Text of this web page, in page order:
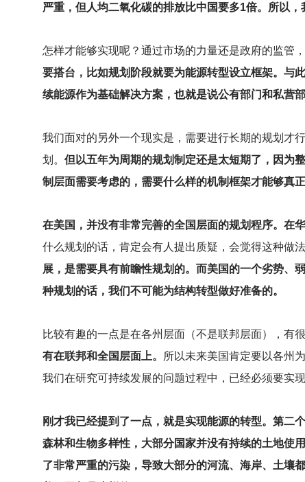
严重，但人均二氧化碳的排放比中国要多1倍。所以
怎样才能够实现呢？通过市场的力量还是政府的监管
要搭台，比如规划阶段就要为能源转型设立框架。与
续能源作为基础解决方案，也就是说公有部门和私营部
我们面对的另外一个现实是，需要进行长期的规划才
划。 但以五年为周期的规划制定还是太短期了，因为
制层面需要考虑的，需要什么样的机制框架才能够真
在美国，并没有非常完善的全国层面的规划程序。在
什么规划的话，肯定会有人提出质疑，会觉得这种做
展，是需要具有前瞻性规划的。而美国的一个劣势、
种规划的话，我们不可能为结构转型做好准备的。
比较有趣的一点是在各州层面（不是联邦层面），有
有在联邦和全国层面上。
所以未来美国肯定要以各州
我们在研究可持续发展的问题过程中，已经必须要实
刚才我已经提到了一点，就是实现能源的转型。第二
森林和生物多样性，大部分国家并没有持续的土地使
了非常严重的污染，导致大部分的河流、海岸、土壤